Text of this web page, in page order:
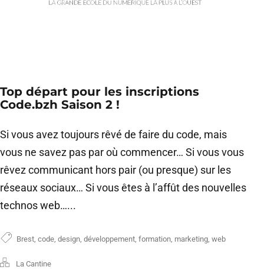
Top départ pour les inscriptions
Code.bzh Saison 2 !
Si vous avez toujours rêvé de faire du code, mais
vous ne savez pas par où commencer… Si vous vous
rêvez communicant hors pair (ou presque) sur les
réseaux sociaux… Si vous êtes à l’affût des nouvelles
technos web…...
Brest code design développement formation marketing web
La Cantine